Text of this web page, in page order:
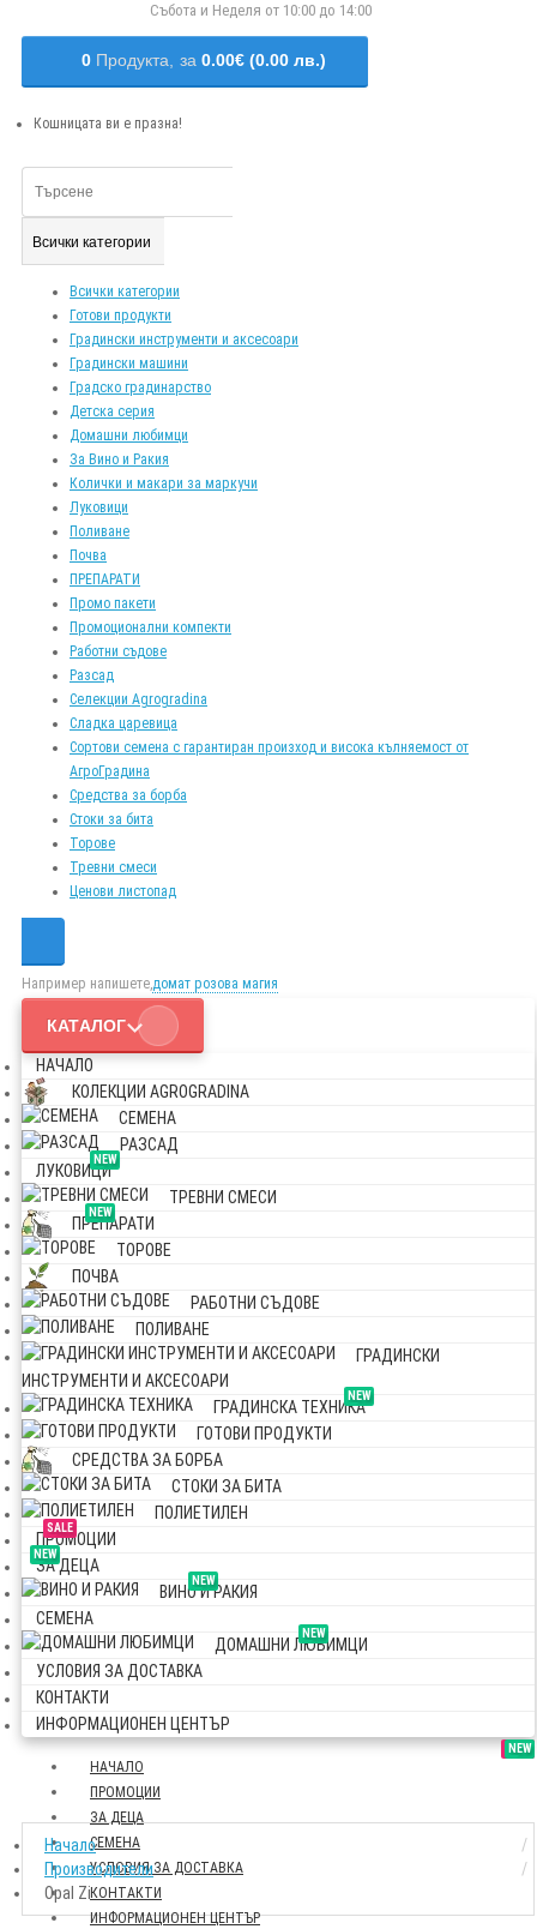
Събота и Неделя от 10:00 до 14:00
0 Продукта, за 0.00€ (0.00 лв.)
Кошницата ви е празна!
Всички категории
Всички категории
Готови продукти
Градински инструменти и аксесоари
Градински машини
Градско градинарство
Детска серия
Домашни любимци
За Вино и Ракия
Колички и макари за маркучи
Луковици
Поливане
Почва
ПРЕПАРАТИ
Промо пакети
Промоционални компекти
Работни съдове
Разсад
Селекции Agrogradina
Сладка царевица
Сортови семена с гарантиран произход и висока кълняемост от
АгроГрадина
Средства за борба
Стоки за бита
Торове
Тревни смеси
Ценови листопад
Например напишете,домат розова магия
КАТАЛОГ
НАЧАЛО
КОЛЕКЦИИ AGROGRADINA
СЕМЕНА
РАЗСАД
NEW
ЛУКОВИЦИ
ТРЕВНИ СМЕСИ
NEW
ПРЕПАРАТИ
ТОРОВЕ
ПОЧВА
РАБОТНИ СЪДОВЕ
ПОЛИВАНЕ
ГРАДИНСКИ
ИНСТРУМЕНТИ И АКСЕСОАРИ
NEW
ГРАДИНСКА ТЕХНИКА
ГОТОВИ ПРОДУКТИ
СРЕДСТВА ЗА БОРБА
СТОКИ ЗА БИТА
ПОЛИЕТИЛЕН
SALE
ПРОМОЦИИ
NEW
ЗА ДЕЦА
NEW
ВИНО И РАКИЯ
СЕМЕНА
NEW
ДОМАШНИ ЛЮБИМЦИ
УСЛОВИЯ ЗА ДОСТАВКА
КОНТАКТИ
ИНФОРМАЦИОНЕН ЦЕНТЪР
НАЧАЛО
SALE
ПРОМОЦИИ
NEW
ЗА ДЕЦА
СЕМЕНА
УСЛОВИЯ ЗА ДОСТАВКА
КОНТАКТИ
ИНФОРМАЦИОНЕН ЦЕНТЪР
Начало
Производители
Opal Zi